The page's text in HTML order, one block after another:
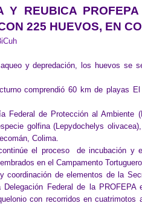
Y REUBICA
225 HUEVOS, EN
y depredación, los huevos se
comprendió 60 km de playas
Federal de Protección al Ambiente
golfina (Lepydochelys
Colima.
el proceso de incubación y
en el Campamento Tortuguero
coordinación de elementos de la
Delegación Federal de la
con recorridos en